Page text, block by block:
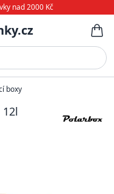
nad 2000 Kč
boxy